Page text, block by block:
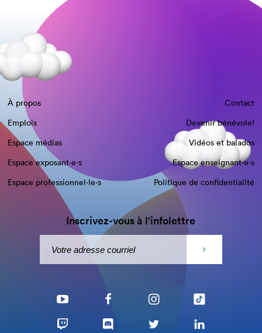
À propos
Contact
Emplois
Devenir bénévole!
Espace médias
Vidéos et balados
Espace exposant·e⋅s
Espace enseignant·e⋅s
Espace professionnel·le⋅s
Politique de confidentialité
Inscrivez-vous à l'infolettre